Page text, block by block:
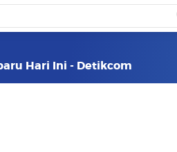
Hari Ini - Detikcom